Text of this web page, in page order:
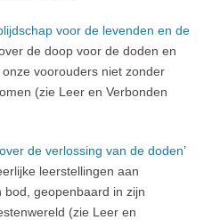
voor de levenden en de
de doop voor de doden en
voorouders niet zonder
(zie Leer en Verbonden
de verlossing van de doden’
leerstellingen aan
bod, geopenbaard in zijn
(zie Leer en